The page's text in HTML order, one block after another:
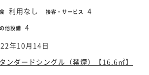
利用なし 接客・サービス 4
他設備 4
年10月14日
ンダードシングル（禁煙）【16.6㎡】